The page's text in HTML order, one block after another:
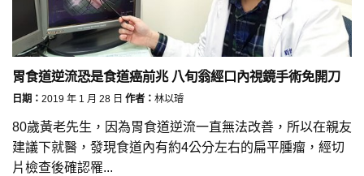
胃食道逆流恐是食道癌前兆 八旬翁經口內視鏡手術免開刀
日期： 2019 年 1 月 28 日 作者： 林以璿
80歲黃老先生，因為胃食道逆流一直無法改善，所以在親友
建議下就醫，發現食道內有約4公分左右的扁平腫瘤，經切
片檢查後確認罹...